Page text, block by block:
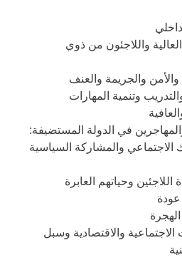
واللاجئون من ذوي
والجريمة والعنف
وتنمية المهارات
في الدولة المستضيفة:
الاجتماعي والمشاركة السياسية
وحياتهم العابرة
عودة
الاجتماعية والاقتصادية وسبل